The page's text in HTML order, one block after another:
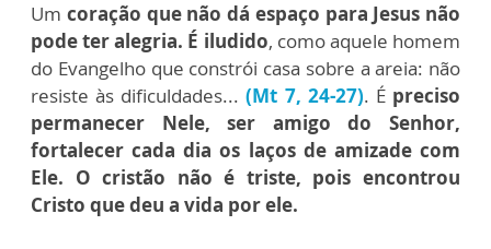
Um coração que não dá espaço para Jesus não
pode ter alegria. É iludido, como aquele homem
do Evangelho que constrói casa sobre a areia: não
resiste às dificuldades...(Mt 7, 24-27). Épreciso
permanecer Nele, ser amigo do Senhor,
fortalecer cada dia os laços de amizade com
Ele. O cristão não é triste, pois encontrou
Cristo que deu a vida por ele.